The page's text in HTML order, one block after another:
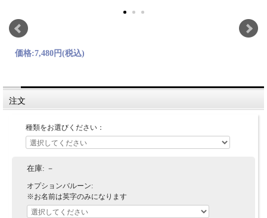
価格:7,480円(税込)
注文
種類をお選びください：
在庫: －
オプションバルーン:
※お名前は英字のみになります